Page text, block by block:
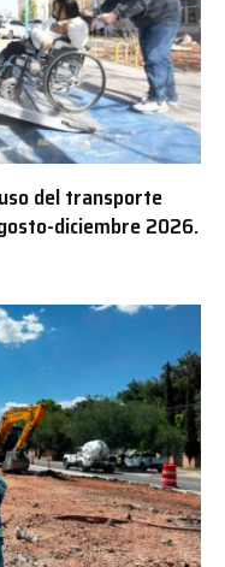
del transporte
diciembre 2026.